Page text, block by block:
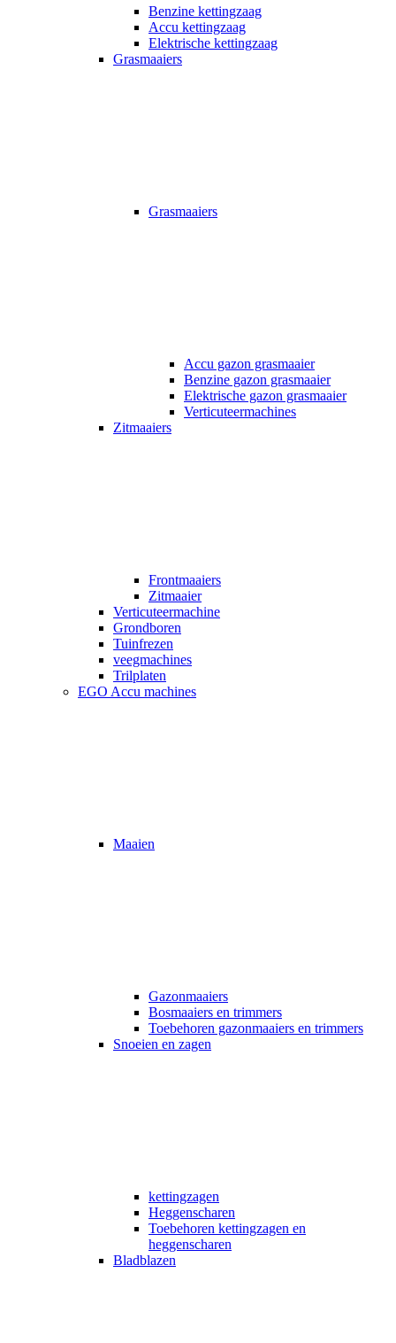
Benzine kettingzaag
Accu kettingzaag
Elektrische kettingzaag
Grasmaaiers
Grasmaaiers
Accu gazon grasmaaier
Benzine gazon grasmaaier
Elektrische gazon grasmaaier
Verticuteermachines
Zitmaaiers
Frontmaaiers
Zitmaaier
Verticuteermachine
Grondboren
Tuinfrezen
veegmachines
Trilplaten
EGO Accu machines
Maaien
Gazonmaaiers
Bosmaaiers en trimmers
Toebehoren gazonmaaiers en trimmers
Snoeien en zagen
kettingzagen
Heggenscharen
Toebehoren kettingzagen en
heggenscharen
Bladblazen